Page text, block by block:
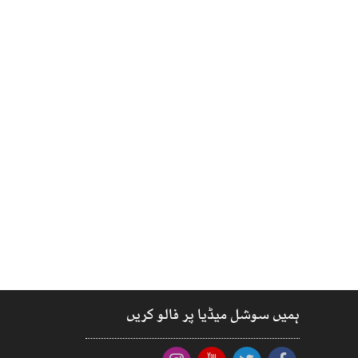
ہمیں سوشل میڈیا پر فالو کریں